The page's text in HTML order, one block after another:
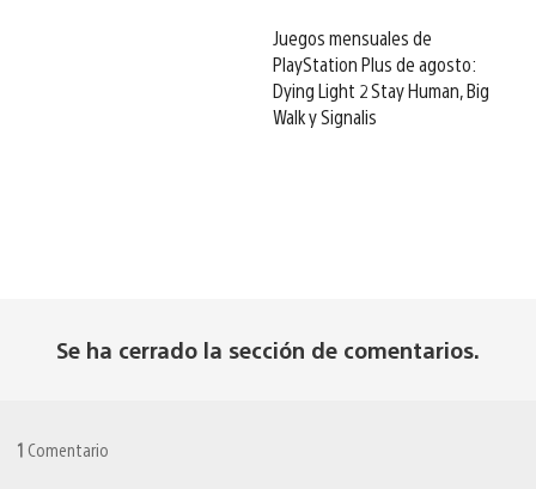
Juegos mensuales de
PlayStation Plus de agosto:
Dying Light 2 Stay Human, Big
Walk y Signalis
Se ha cerrado la sección de comentarios.
1 Comentario